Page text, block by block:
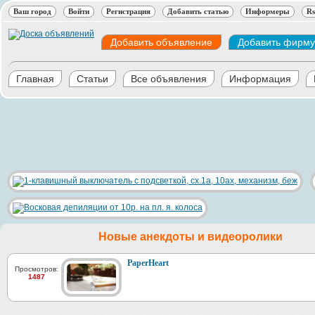
Ваш город Войти Регистрация Добавить статью Информеры
Добавить объявление Добавить фирму
Главная Статьи Все объявления Информация
Новые анекдоты и видеоролики
Просмотров:
1487
PaperHeart